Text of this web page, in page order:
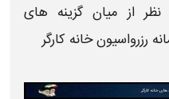
نظر از میان گزینه های
رزرواسیون خانه کارگر